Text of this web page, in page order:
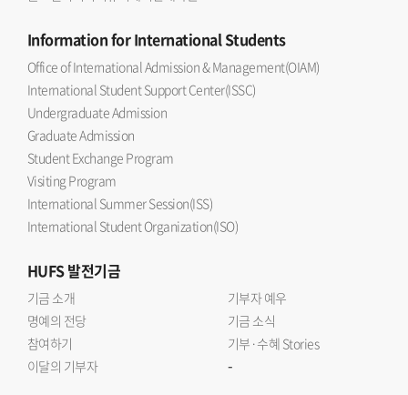
Informationfor International Students
Office of International Admission & Management(OIAM)
International Student Support Center(ISSC)
Undergraduate Admission
Graduate Admission
Student Exchange Program
Visiting Program
International Summer Session(ISS)
International Student Organization(ISO)
HUFS발전기금
기금 소개
기부자 예우
명예의 전당
기금 소식
참여하기
기부·수혜 Stories
이달의 기부자
-